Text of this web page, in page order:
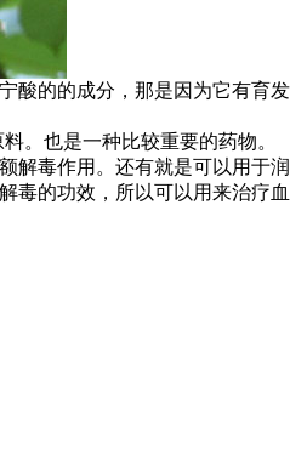
酸的的成分，那是因为它有育发
。也是一种比较重要的药物。
解毒作用。还有就是可以用于润
毒的功效，所以可以用来治疗血